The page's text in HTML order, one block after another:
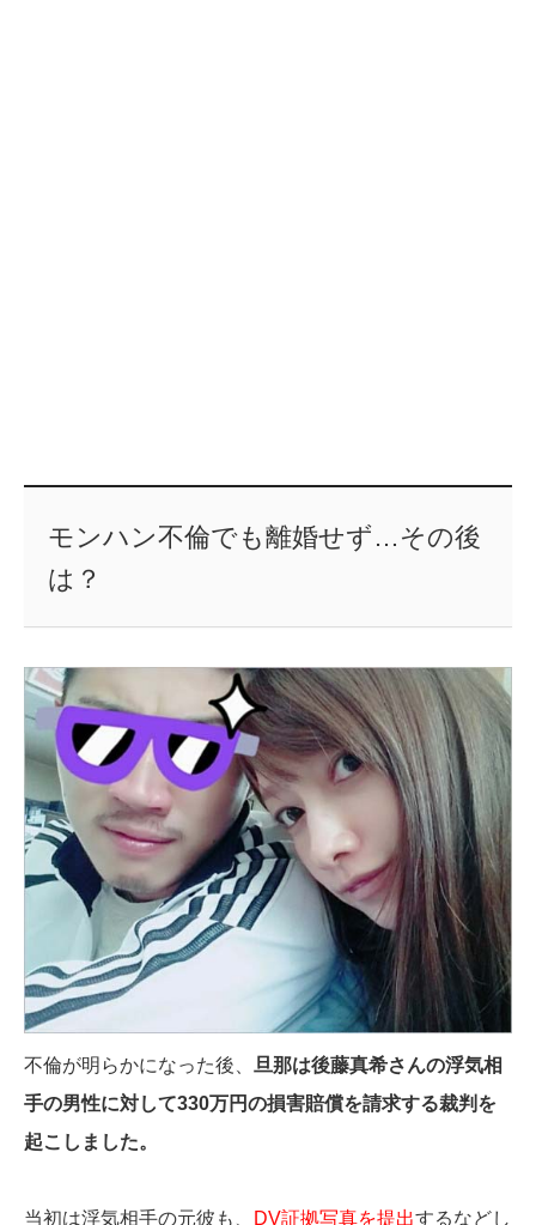
モンハン不倫でも離婚せず…その後
は？
不倫が明らかになった後、 旦那は後藤真希さんの浮気相
手の男性に対して330万円の損害賠償を請求する裁判を
起こしました。
当初は浮気相手の元彼も、 DV証拠写真を提出するなどし